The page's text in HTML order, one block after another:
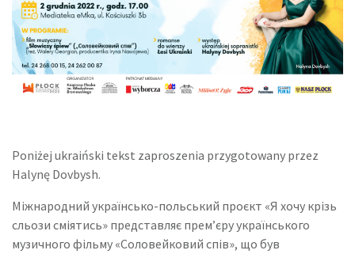
Poniżej ukraiński tekst zaproszenia przygotowany przez
Halynę Dovbysh.
Міжнародний українсько-польський проєкт «Я хочу крізь
сльози сміятись» представляє прем’єру українського
музичного фільму «Соловейковий спів», що був